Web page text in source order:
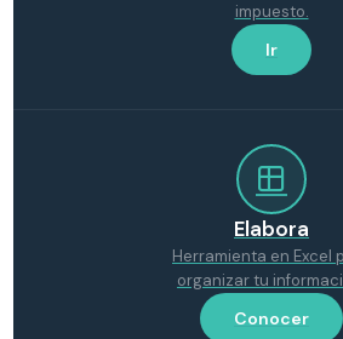
impuesto.
Ir
Elabora
Herramienta en Excel
organizar tu
Conocer